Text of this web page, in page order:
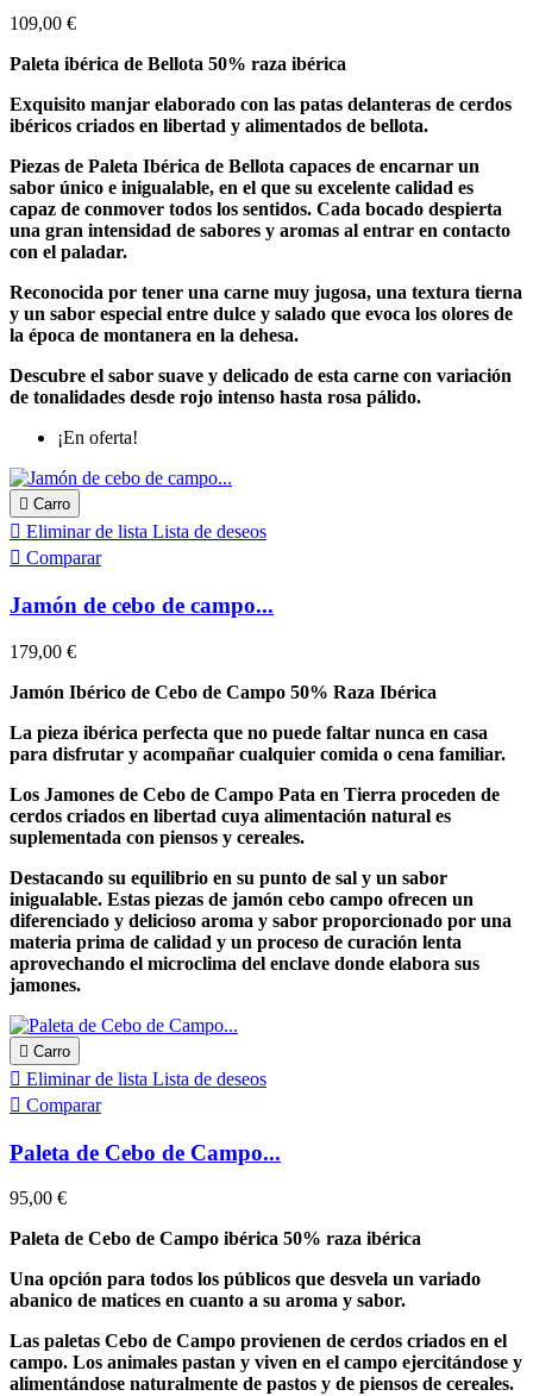
109,00 €
Paleta ibérica de Bellota 50% raza ibérica
Exquisito manjar elaborado con las patas delanteras de cerdos
ibéricos criados en libertad y alimentados de bellota.
Piezas de Paleta Ibérica de Bellota capaces de encarnar un
sabor único e inigualable, en el que su excelente calidad es
capaz de conmover todos los sentidos. Cada bocado despierta
una gran intensidad de sabores y aromas al entrar en contacto
con el paladar.
Reconocida por tener una carne muy jugosa, una textura tierna
y un sabor especial entre dulce y salado que evoca los olores de
la época de montanera en la dehesa.
Descubre el sabor suave y delicado de esta carne con variación
de tonalidades desde rojo intenso hasta rosa pálido.
¡En oferta!
 Carro
 Eliminar de lista Lista de deseos
 Comparar
Jamón de cebo de campo...
179,00 €
Jamón Ibérico de Cebo de Campo 50% Raza Ibérica
La pieza ibérica perfecta que no puede faltar nunca en casa
para disfrutar y acompañar cualquier comida o cena familiar.
Los Jamones de Cebo de Campo Pata en Tierra proceden de
cerdos criados en libertad cuya alimentación natural es
suplementada con piensos y cereales.
Destacando su equilibrio en su punto de sal y un sabor
inigualable. Estas piezas de jamón cebo campo ofrecen un
diferenciado y delicioso aroma y sabor proporcionado por una
materia prima de calidad y un proceso de curación lenta
aprovechando el microclima del enclave donde elabora sus
jamones.
 Carro
 Eliminar de lista Lista de deseos
 Comparar
Paleta de Cebo de Campo...
95,00 €
Paleta de Cebo de Campo ibérica 50% raza ibérica
Una opción para todos los públicos que desvela un variado
abanico de matices en cuanto a su aroma y sabor.
Las paletas Cebo de Campo provienen de cerdos criados en el
campo. Los animales pastan y viven en el campo ejercitándose y
alimentándose naturalmente de pastos y de piensos de cereales.